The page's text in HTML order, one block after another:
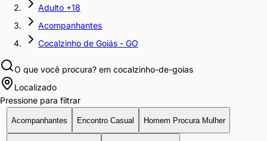
Adulto +18
Acompanhantes
Cocalzinho de Goiás - GO
O que você procura? em cocalzinho-de-goias
Localizado
Pressione para filtrar
Acompanhantes Encontro Casual Homem Procura Mulher